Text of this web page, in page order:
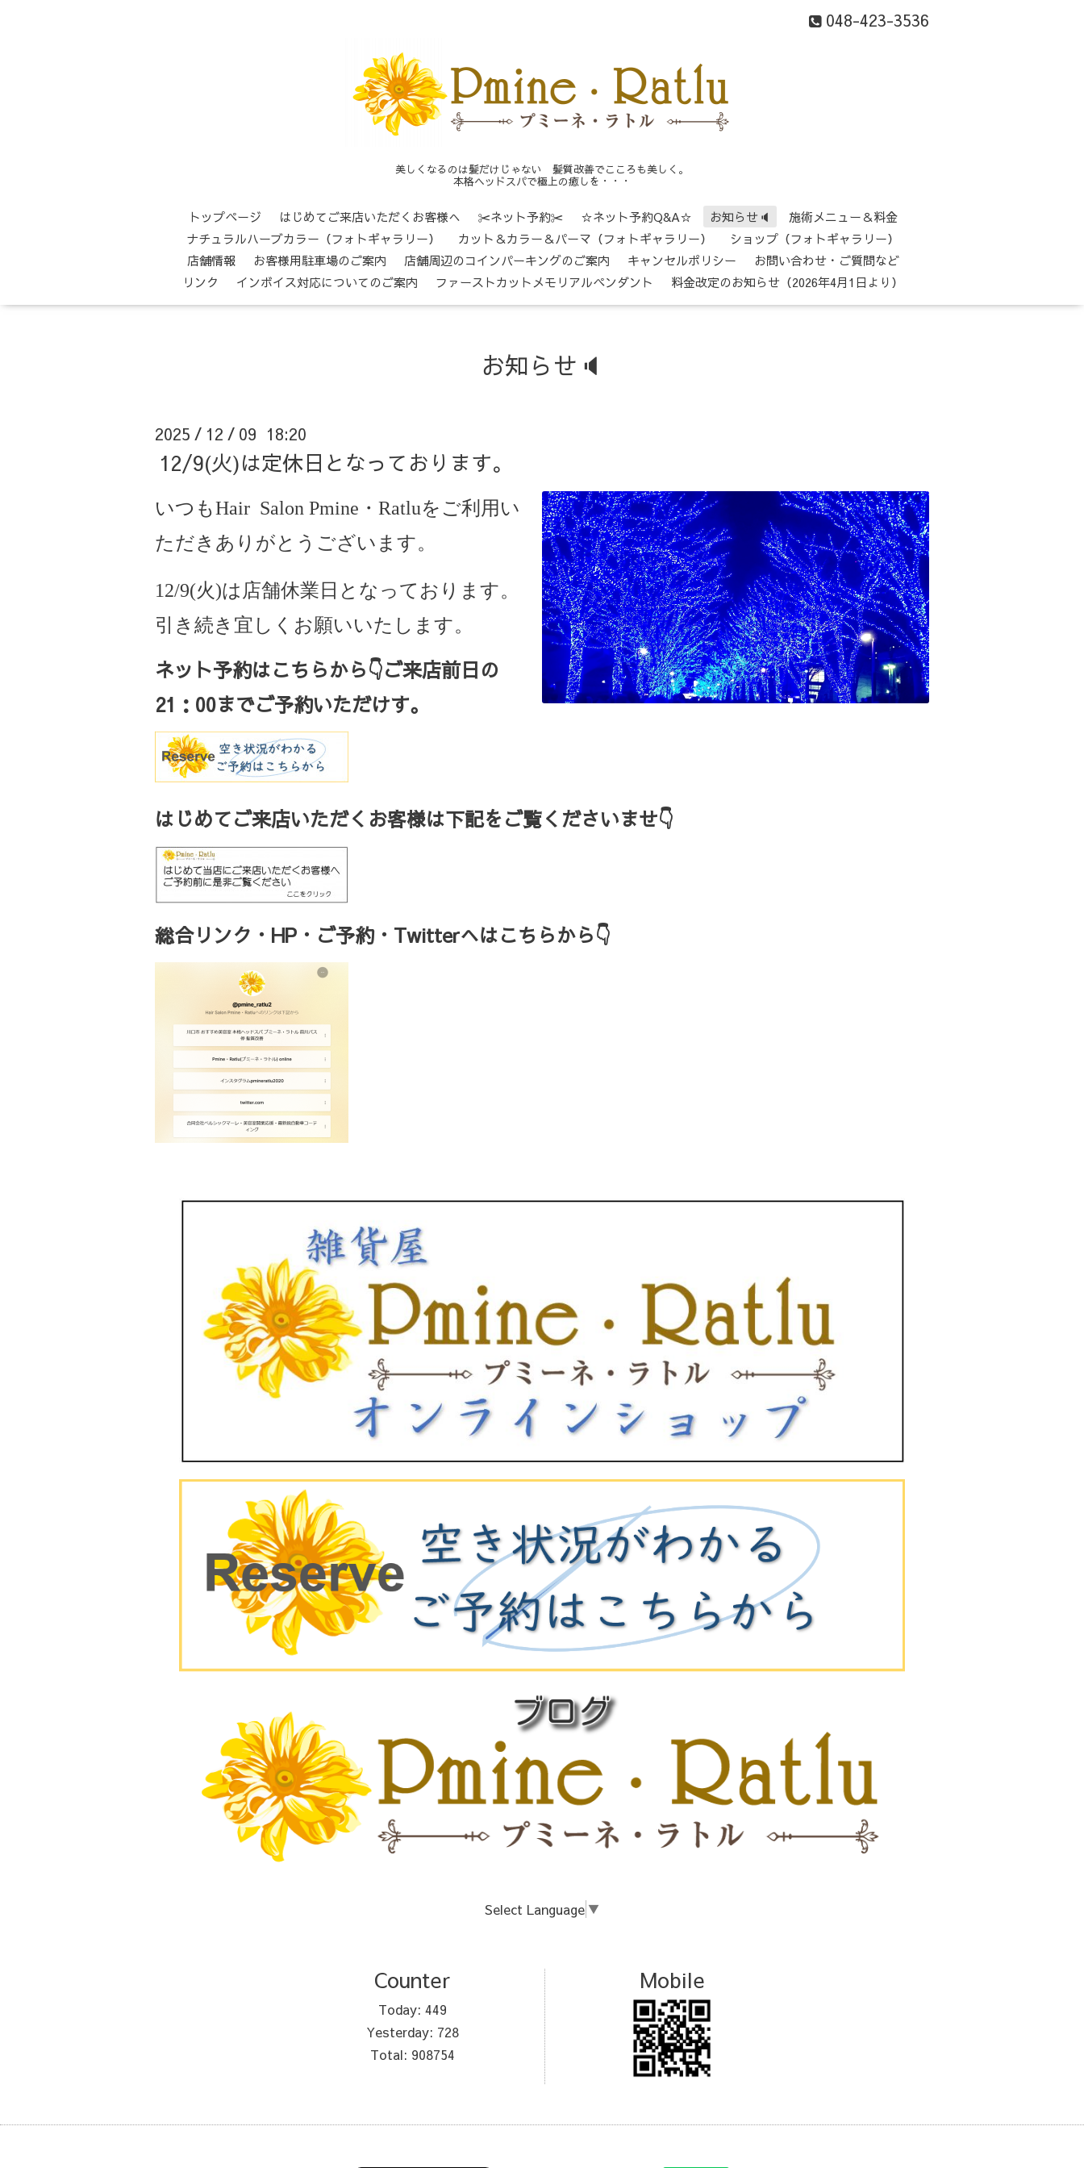
048-423-3536
美しくなるのは髪だけじゃない 髪質改善でこころも美しく。
本格ヘッドスパで極上の癒しを・・・
トップページ はじめてご来店いただくお客様へ ✂ネット予約✂ ☆ネット予約Q&A☆ お知らせ🔈
施術メニュー＆料金
ナチュラルハーブカラー（フォトギャラリー）
カット＆カラー＆パーマ（フォトギャラリー）
ショップ（フォトギャラリー）
店舗情報
お客様用駐車場のご案内 店舗周辺のコインパーキングのご案内 キャンセルポリシー
お問い合わせ・ご質問など
リンク
インボイス対応についてのご案内 ファーストカットメモリアルペンダント 料金改定のお知らせ（2026年4月1日より）
お知らせ🔈
2025 / 12 / 09 18:20
12/9(火)は定休日となっております。
いつもHair Salon Pmine・Ratluをご利用い
ただきありがとうございます。
12/9(火)は店舗休業日となっております。
引き続き宜しくお願いいたします。
ネット予約はこちらから👇ご来店前日の
21 ： 00までご予約いただけす。
はじめてご来店いただくお客様は下記をご覧くださいませ👇
総合リンク・HP・ご予約・Twitterへはこちらから👇
Select Language ▼
Counter
Today: 449
Yesterday: 728
Total: 908754
Mobile